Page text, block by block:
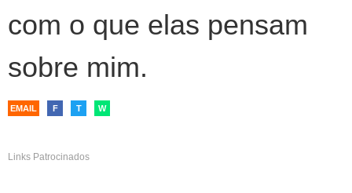
com o que elas pensam
sobre mim.
EMAIL F T W
Links Patrocinados